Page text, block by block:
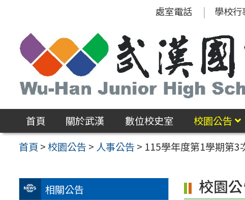
區
處室電話 學校行
首頁 關於武漢 數位校史室 校園公告
首頁 >校園公告 > 人事公告 > 115學年度第1學期第3
相關公告 校園